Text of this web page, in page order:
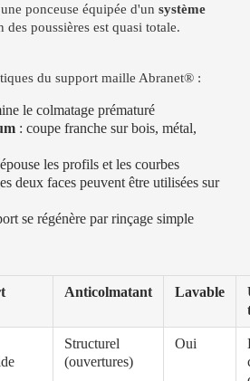
ponceuse équipée d'un système
des poussières est quasi totale.
du support maille Abranet® :
le colmatage prématuré
: coupe franche sur bois, métal,
les profils et les courbes
deux faces peuvent être utilisées sur
se régénère par rinçage simple
Anticolmatant Lavable
Structurel
(ouvertures)
Oui